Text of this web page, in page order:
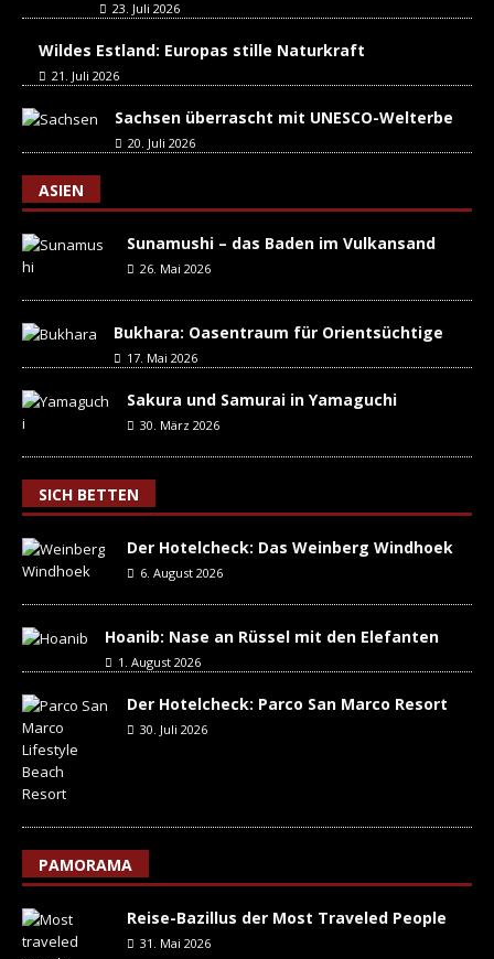
23. Juli 2026
Wildes Estland: Europas stille Naturkraft
21. Juli 2026
Sachsen überrascht mit UNESCO-Welterbe
20. Juli 2026
ASIEN
Sunamushi – das Baden im Vulkansand
26. Mai 2026
Bukhara: Oasentraum für Orientsüchtige
17. Mai 2026
Sakura und Samurai in Yamaguchi
30. März 2026
SICH BETTEN
Der Hotelcheck: Das Weinberg Windhoek
6. August 2026
Hoanib: Nase an Rüssel mit den Elefanten
1. August 2026
Der Hotelcheck: Parco San Marco Resort
30. Juli 2026
PAMORAMA
Reise-Bazillus der Most Traveled People
31. Mai 2026